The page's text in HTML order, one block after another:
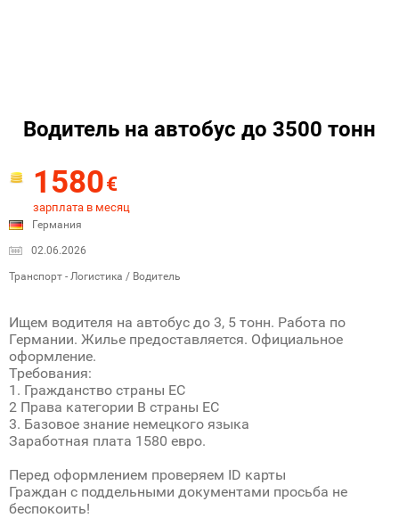
Водитель на автобус до 3500 тонн
1580€
зарплата в месяц
Германия
02.06.2026
Транспорт - Логистика / Водитель
Ищем водителя на автобус до 3, 5 тонн. Работа по
Германии. Жилье предоставляется. Официальное
оформление.
Требования:
1. Гражданство страны ЕС
2 Права категории В страны ЕС
3. Базовое знание немецкого языка
Заработная плата 1580 евро.
Перед оформлением проверяем ID карты
Граждан с поддельными документами просьба не
беспокоить!